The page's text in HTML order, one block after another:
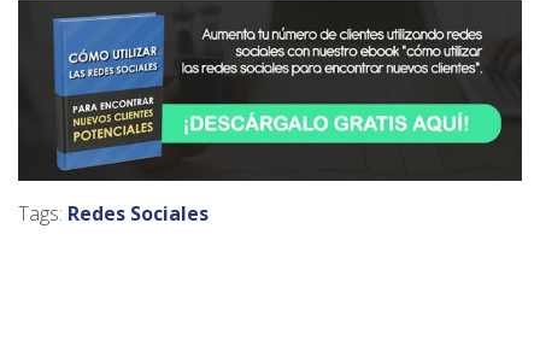
Tags: Redes Sociales